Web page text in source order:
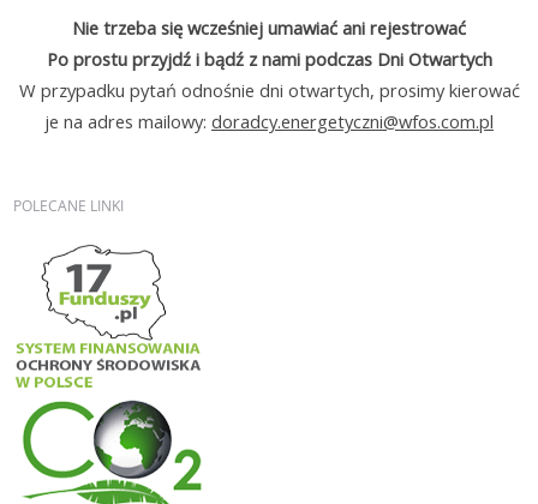
Nie trzeba się wcześniej umawiać ani rejestrować
Po prostu przyjdź i bądź z nami podczas Dni Otwartych
W przypadku pytań odnośnie dni otwartych, prosimy kierować
je na adres mailowy: doradcy.energetyczni@wfos.com.pl
POLECANE LINKI